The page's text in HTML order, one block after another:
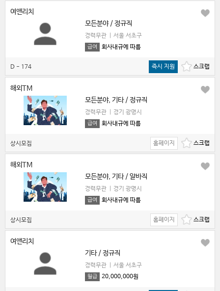
여앤리치
모든분야 / 정규직
경력무관 서울 서초구
급여 회사내규에 따름
D - 174 즉시 지원
해외TM
모든분야, 기타 / 정규직
경력무관 경기 광명시
급여 회사내규에 따름
상시모집 홈페이지
해외TM
모든분야, 기타 / 알바직
경력무관 경기 광명시
급여 회사내규에 따름
상시모집 홈페이지
여앤리치
기타 / 정규직
경력무관 서울 서초구
월급 20,000,000원